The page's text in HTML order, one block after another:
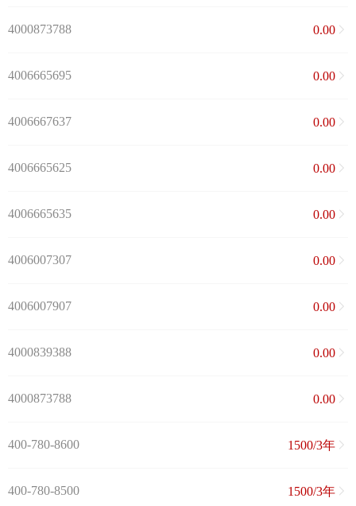
4000873788 0.00
4006665695 0.00
4006667637 0.00
4006665625 0.00
4006665635 0.00
4006007307 0.00
4006007907 0.00
4000839388 0.00
4000873788 0.00
400-780-8600 1500/3年
400-780-8500 1500/3年